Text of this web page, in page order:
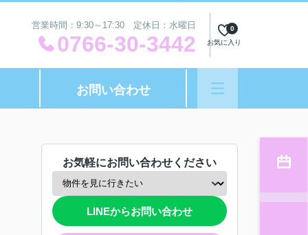
営業時間：9:30～17:30 定休日：水曜日
0766-30-3442 お気に入り
0
お問い合わせ
お気軽にお問い合わせください
LINEからお問い合わせ